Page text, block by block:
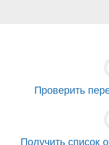
Проверить
Получить список